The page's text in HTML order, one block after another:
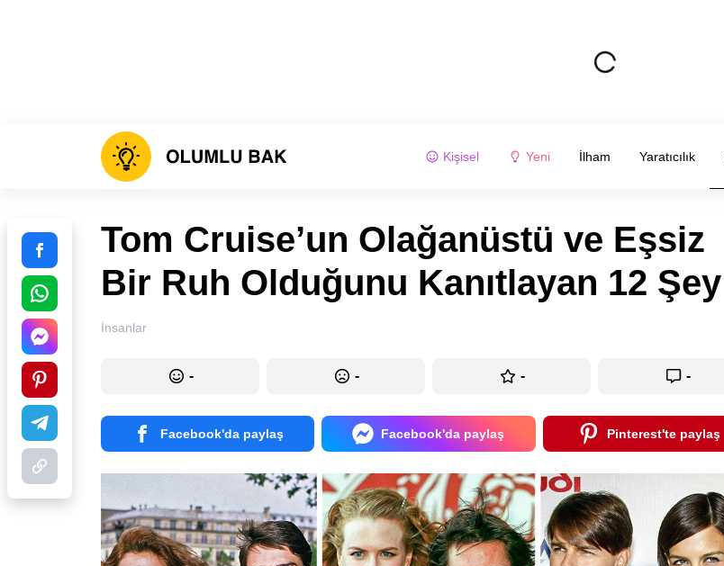
Kişisel Yeni İlham Yaratıcılık
Tom Cruise’un Olağanüstü ve Eşsiz
Bir Ruh Olduğunu Kanıtlayan 12 Şey
İnsanlar
- - - -
Facebook'da paylaş Facebook'da paylaş Pinterest'te paylaş